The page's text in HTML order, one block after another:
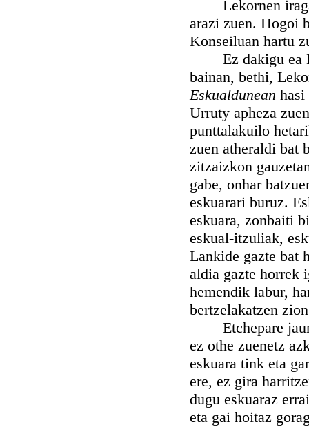
Lekornen
arazi zuen. Hogoi
Konseiluan hartu
Ez dakigu ea
bainan, bethi,
Eskualdunean hasi
Urruty apheza
punttalakuilo
zuen atheraldi bat
zitzaizkon
gabe, onhar
eskuarari buruz.
eskuara, zonbaiti
eskual-itzuliak,
Lankide gazte bat
aldia gazte horrek
hemendik labur,
bertzelakatzen
Etchepare
ez othe zuenetz
eskuara tink eta
ere, ez gira
dugu eskuaraz
eta gai hoitaz